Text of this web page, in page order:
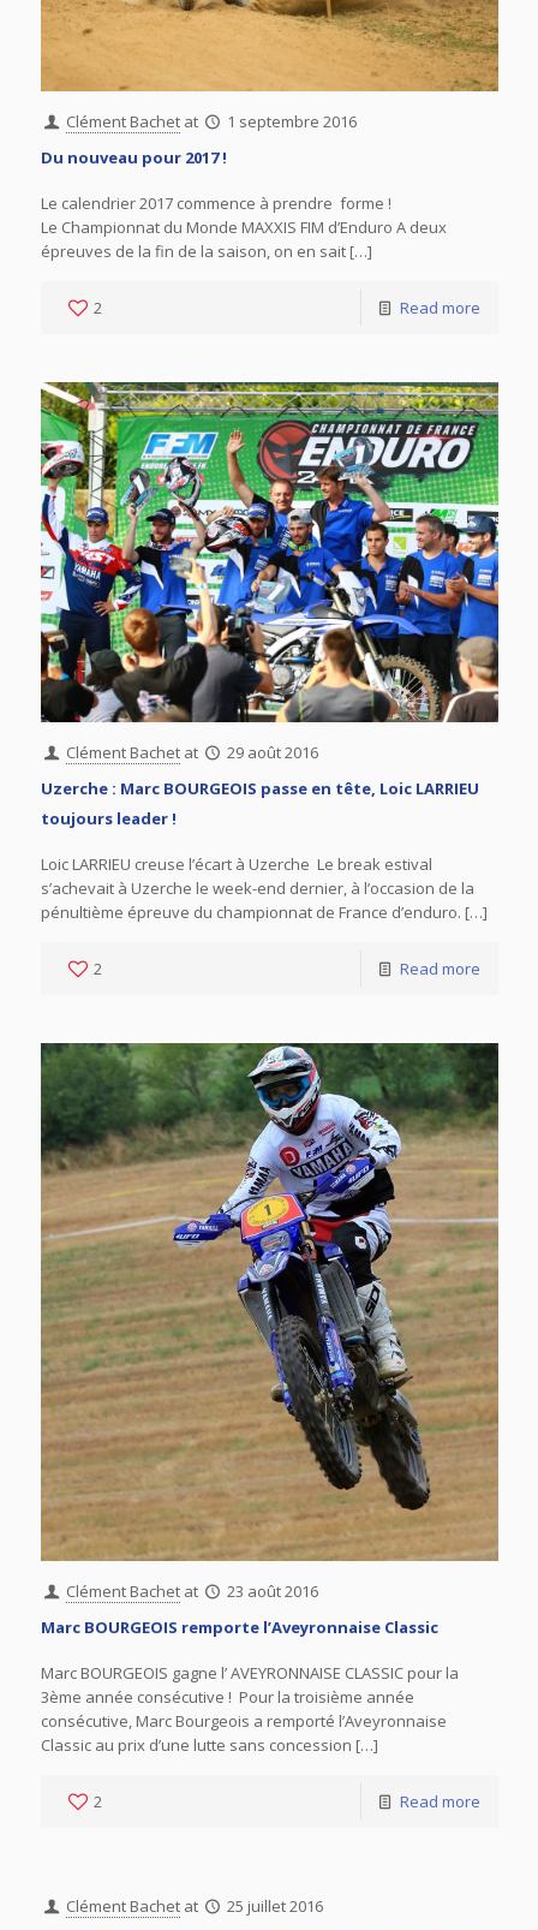
Clément Bachet at
1 septembre 2016
Du nouveau pour 2017 !
Le calendrier 2017 commence à prendre forme !
Le Championnat du Monde MAXXIS FIM d’Enduro A deux
épreuves de la fin de la saison, on en sait […]
2 Read more
Clément Bachet at
29 août 2016
Uzerche : Marc BOURGEOIS passe en tête, Loic LARRIEU
toujours leader !
Loic LARRIEU creuse l’écart à Uzerche Le break estival
s’achevait à Uzerche le week-end dernier, à l’occasion de la
pénultième épreuve du championnat de France d’enduro. […]
2 Read more
Clément Bachet at
23 août 2016
Marc BOURGEOIS remporte l’Aveyronnaise Classic
Marc BOURGEOIS gagne l’ AVEYRONNAISE CLASSIC pour la
3ème année consécutive ! Pour la troisième année
consécutive, Marc Bourgeois a remporté l’Aveyronnaise
Classic au prix d’une lutte sans concession […]
2 Read more
Clément Bachet at
25 juillet 2016